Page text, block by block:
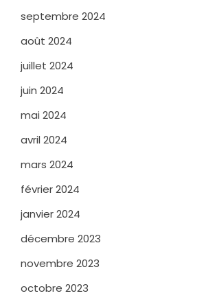
septembre 2024
août 2024
juillet 2024
juin 2024
mai 2024
avril 2024
mars 2024
février 2024
janvier 2024
décembre 2023
novembre 2023
octobre 2023